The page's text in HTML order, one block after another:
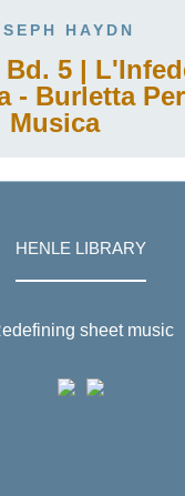
HAYDN
Bd. 5 |
- Burletta Per
Musica
HENLE LIBRARY
sheet music